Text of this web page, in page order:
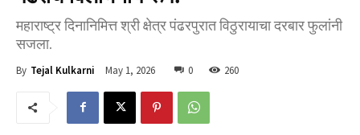
महाराष्ट्र दिनानिमित्त श्री क्षेत्र पंढरपुरात विठुरायाचा दरबार फुलांनी
सजला.
By Tejal Kulkarni May 1, 2026 0 260